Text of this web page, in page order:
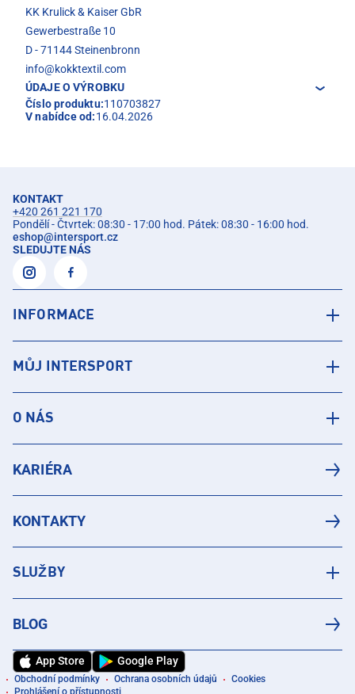
KK Krulick & Kaiser GbR
Gewerbestraße 10
D - 71144 Steinenbronn
info@kokktextil.com
ÚDAJE O VÝROBKU
Číslo produktu:110703827
V nabídce od:16.04.2026
KONTAKT
+420 261 221 170
Pondělí - Čtvrtek: 08:30 - 17:00 hod. Pátek: 08:30 - 16:00 hod.
eshop@intersport.cz
SLEDUJTE NÁS
INFORMACE
MŮJ INTERSPORT
O NÁS
KARIÉRA
KONTAKTY
SLUŽBY
BLOG
App Store Google Play
Obchodní podmínky Ochrana osobních údajů
Cookies
Prohlášení o přístupnosti